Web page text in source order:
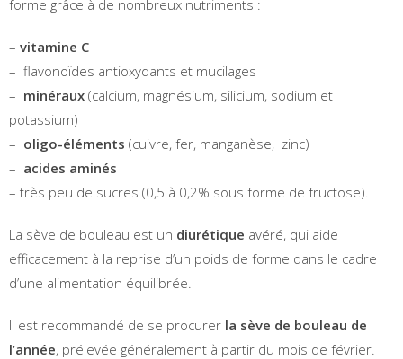
forme grâce à de nombreux nutriments :
– vitamine C
– flavonoïdes antioxydants et mucilages
– minéraux (calcium, magnésium, silicium, sodium et
potassium)
– oligo-éléments (cuivre, fer, manganèse, zinc)
– acides aminés
– très peu de sucres (0,5 à 0,2% sous forme de fructose).
La sève de bouleau est un diurétique avéré, qui aide
efficacement à la reprise d’un poids de forme dans le cadre
d’une alimentation équilibrée.
Il est recommandé de se procurer la sève de bouleau de
l’année, prélevée généralement à partir du mois de février.